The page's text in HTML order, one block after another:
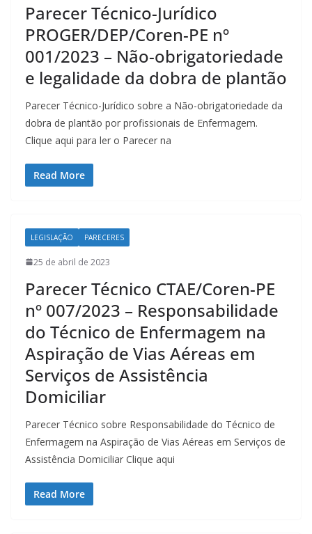
Parecer Técnico-Jurídico
PROGER/DEP/Coren-PE nº
001/2023 – Não-obrigatoriedade
e legalidade da dobra de plantão
Parecer Técnico-Jurídico sobre a Não-obrigatoriedade da
dobra de plantão por profissionais de Enfermagem.
Clique aqui para ler o Parecer na
Read More
LEGISLAÇÃO PARECERES
25 de abril de 2023
Parecer Técnico CTAE/Coren-PE
nº 007/2023 – Responsabilidade
do Técnico de Enfermagem na
Aspiração de Vias Aéreas em
Serviços de Assistência
Domiciliar
Parecer Técnico sobre Responsabilidade do Técnico de
Enfermagem na Aspiração de Vias Aéreas em Serviços de
Assistência Domiciliar Clique aqui
Read More